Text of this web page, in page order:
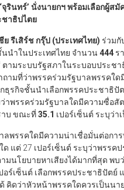
‘จุรินทร์’ นั่งนายกฯ พร้อมเลือกผู้ส
ชาธิปไตย
ย รีเสิร์ช กรุ๊ป (ประเทศไทย) ร่วมกั
นำในประเทศไทย จำนวน444 ร
ามระบบรัฐสภาในระบอบประช
ามที่ว่าพรรคร่วมรัฐบาลพรรคใ
รกิจชั้นนำเลือกพรรคประชาธิปั
าพรรคร่วมรัฐบาลใดมีความซื่อ
าบ ขณะที่35.1 เปอร์เซ็นต์ ระบุว่
ลพรรคใดมีความน่าเชื่อมั่นต่อก
ด แต่ 27 เปอร์เซ็นต์ ระบุว่าพรร
มนโยบายหาเสียงได้มากที่สุด พ
อร์เซ็นต์ เลือกพรรคประชาธิปัต
คิดว่าหัวหน้าพรรคใดควรเป็นน